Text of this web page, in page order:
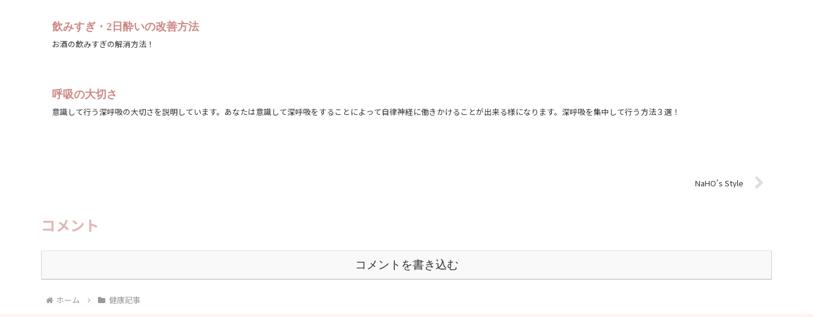
飲みすぎ・2日酔いの改善方法
お酒の飲みすぎの解消方法！
呼吸の大切さ
意識して行う深呼吸の大切さを説明しています。あなたは意識して深呼吸をすることによって自律神経に働きかけることが出来る様になります。深呼吸を集中して行う方法３選！
NaHO’s Style
コメント
コメントを書き込む
ホーム 健康記事